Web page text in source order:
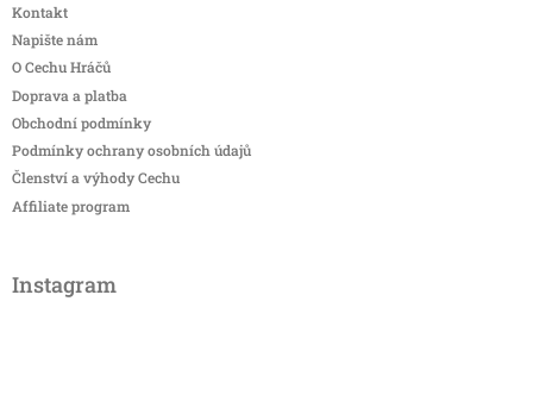
Kontakt
Napište nám
O Cechu Hráčů
Doprava a platba
Obchodní podmínky
Podmínky ochrany osobních údajů
Členství a výhody Cechu
Affiliate program
Instagram